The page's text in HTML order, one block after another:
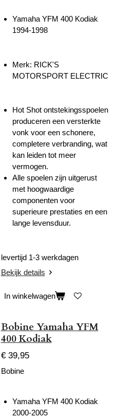
Yamaha YFM 400 Kodiak
1994-1998
Merk: RICK'S
MOTORSPORT ELECTRIC
Hot Shot ontstekingsspoelen
produceren een versterkte
vonk voor een schonere,
completere verbranding, wat
kan leiden tot meer
vermogen.
Alle spoelen zijn uitgerust
met hoogwaardige
componenten voor
superieure prestaties en een
lange levensduur.
levertijd 1-3 werkdagen
Bekijk details
In winkelwagen
Bobine Yamaha YFM
400 Kodiak
€ 39,95
Bobine
Yamaha YFM 400 Kodiak
2000-2005